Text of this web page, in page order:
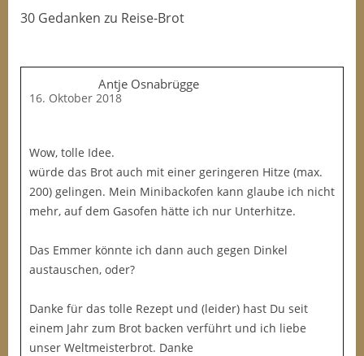
30 Gedanken zu Reise-Brot
Antje Osnabrügge
16. Oktober 2018
Wow, tolle Idee.
würde das Brot auch mit einer geringeren Hitze (max.
200) gelingen. Mein Minibackofen kann glaube ich nicht
mehr, auf dem Gasofen hätte ich nur Unterhitze.
Das Emmer könnte ich dann auch gegen Dinkel
austauschen, oder?
Danke für das tolle Rezept und (leider) hast Du seit
einem Jahr zum Brot backen verführt und ich liebe
unser Weltmeisterbrot. Danke